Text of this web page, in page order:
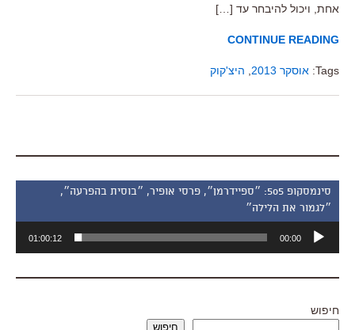
אחת, ויכול להיבחר עד […]
CONTINUE READING
Tags: אוסקר 2013 היצ'קוק
סינמסקופ 505: ״ספיידרמן״, פרסי אופיר, ״בוסית בהפרעה״,
״לגמור את הלילה״
אודיו
00:00
01:00:12
חיפוש
חיפוש